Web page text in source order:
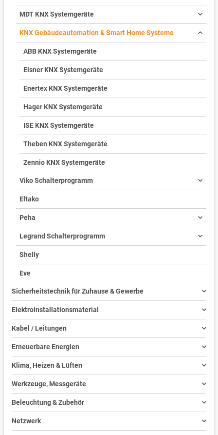
MDT KNX Systemgeräte
KNX Gebäudeautomation & Smart Home Systeme
ABB KNX Systemgeräte
Elsner KNX Systemgeräte
Enertex KNX Systemgeräte
Hager KNX Systemgeräte
ISE KNX Systemgeräte
Theben KNX Systemgeräte
Zennio KNX Systemgeräte
Viko Schalterprogramm
Eltako
Peha
Legrand Schalterprogramm
Shelly
Eve
Sicherheitstechnik für Zuhause & Gewerbe
Elektroinstallationsmaterial
Kabel / Leitungen
Erneuerbare Energien
Klima, Heizen & Lüften
Werkzeuge, Messgeräte
Beleuchtung & Zubehör
Netzwerk